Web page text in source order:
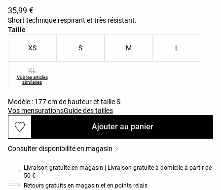
35,99 €
Short technique respirant et très résistant.
Taille
Liste des tailles du produit
XS S M L
XL
Voir les articles
similaires
Modèle : 177 cm de hauteur et taille S
Vos mensurationsGuide des tailles
Ajouter au panier
Consulter disponibilité en magasin
Livraison gratuite en magasin | Livraison gratuite à domicile à partir de
50 €
Retours gratuits en magasin et en points relais